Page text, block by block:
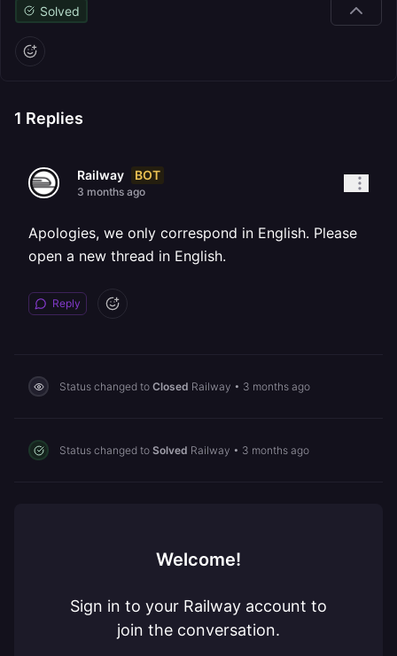
Solved
1 Replies
Railway BOT
3 months ago
Apologies, we only correspond in English. Please
open a new thread in English.
Reply
Status changed to Closed Railway • 3 months ago
Status changed to Solved Railway • 3 months ago
Welcome!
Sign in to your Railway account to
join the conversation.